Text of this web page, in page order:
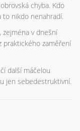
chyba. Kdo
to nikdo nenahradí.
zejména v dnešní
praktického zaměření
další máčelou
jen sebedestruktivní.